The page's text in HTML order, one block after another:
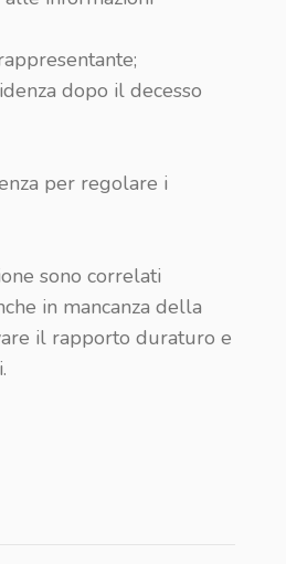
dopo il decesso
per regolare i
sono correlati
in mancanza della
il rapporto duraturo e